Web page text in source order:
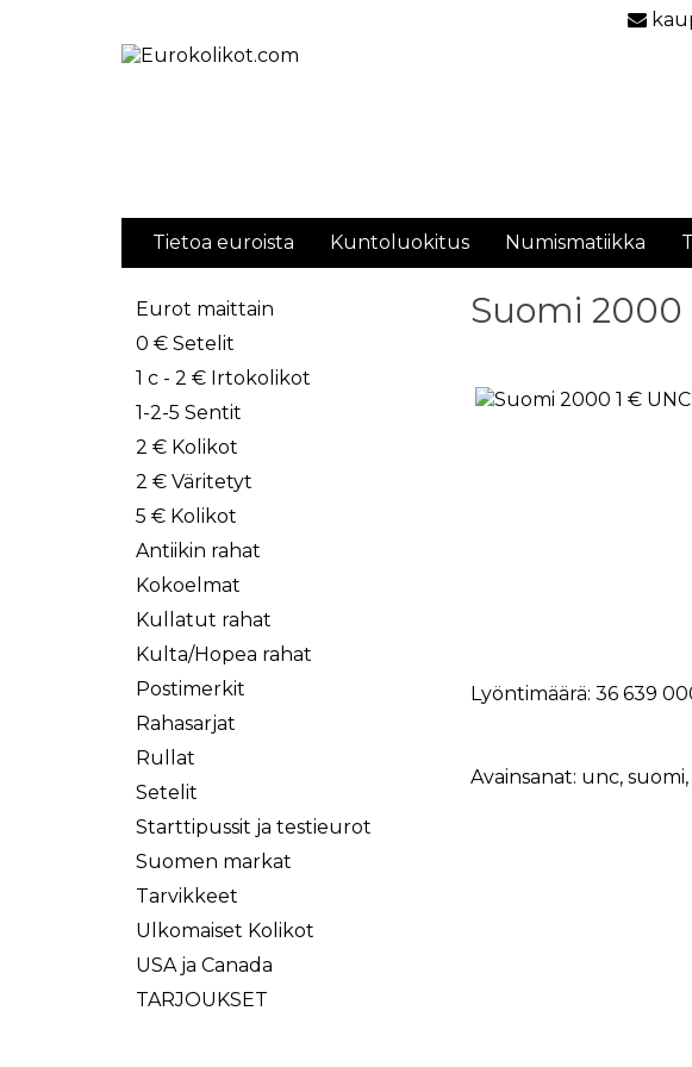
Tietoa euroista Kuntoluokitus Numismatiikka
Eurot maittain
0 € Setelit
1 c - 2 € Irtokolikot
1-2-5 Sentit
2 € Kolikot
2 € Väritetyt
5 € Kolikot
Antiikin rahat
Kokoelmat
Kullatut rahat
Kulta/Hopea rahat
Postimerkit
Rahasarjat
Rullat
Setelit
Starttipussit ja testieurot
Suomen markat
Tarvikkeet
Ulkomaiset Kolikot
USA ja Canada
TARJOUKSET
Suomi 2000
Lyöntimäärä: 36 639
Avainsanat: unc, suomi,